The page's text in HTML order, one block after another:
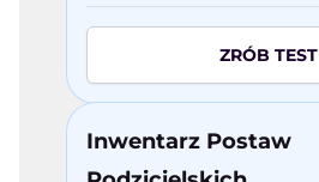
ZRÓB TEST
Inwentarz Postaw